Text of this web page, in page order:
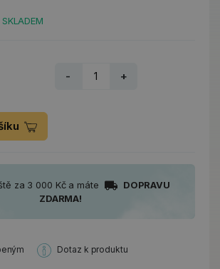
SKLADEM
- +
za 3 000 Kč a máte
DOPRAVU
ZDARMA!
Dotaz k produktu